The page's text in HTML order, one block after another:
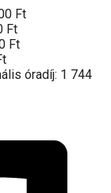
Ft
Ft
Ft
óradíj: 1 744